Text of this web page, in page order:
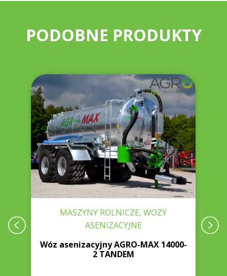
PODOBNE PRODUKTY
MASZYNY ROLNICZE, WOZY
ASENIZACYJNE
Wóz asenizacyjny AGRO-MAX 14000-
2 TANDEM